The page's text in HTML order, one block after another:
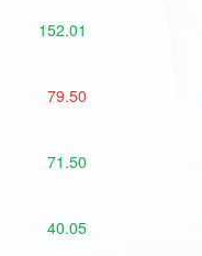
152.01
79.50
71.50
40.05